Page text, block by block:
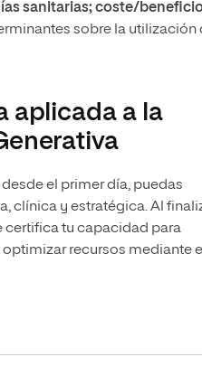
sanitarias; coste/
sobre la utilización
aplicada a la
desde el primer día, puedas
clínica y estratégica. Al
certifica tu capacidad para
recursos mediante